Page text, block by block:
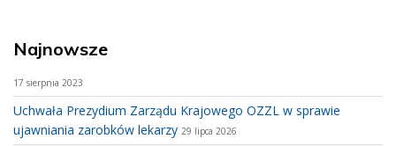
Najnowsze
17 sierpnia 2023
Uchwała Prezydium Zarządu Krajowego OZZL w sprawie
ujawniania zarobków lekarzy 29 lipca 2026